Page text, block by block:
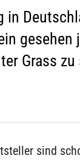
in
Grass
sind